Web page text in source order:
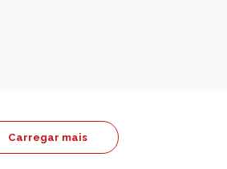
Carregar mais